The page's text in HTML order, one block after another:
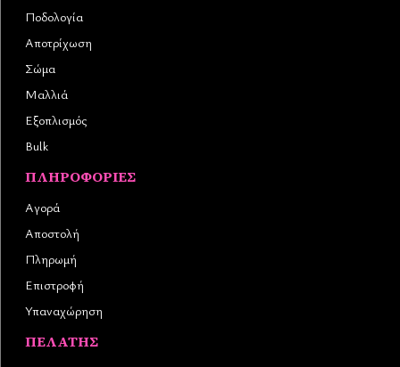
Ποδολογία
Αποτρίχωση
Σώμα
Μαλλιά
Εξοπλισμός
Bulk
ΠΛΗΡΟΦΟΡΊΕΣ
Αγορά
Αποστολή
Πληρωμή
Επιστροφή
Υπαναχώρηση
ΠΕΛΆΤΗΣ